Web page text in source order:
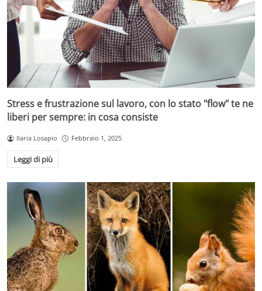
Stress e frustrazione sul lavoro, con lo stato "flow" te ne
liberi per sempre: in cosa consiste
Ilaria Losapio Febbraio 1, 2025
Leggi di più